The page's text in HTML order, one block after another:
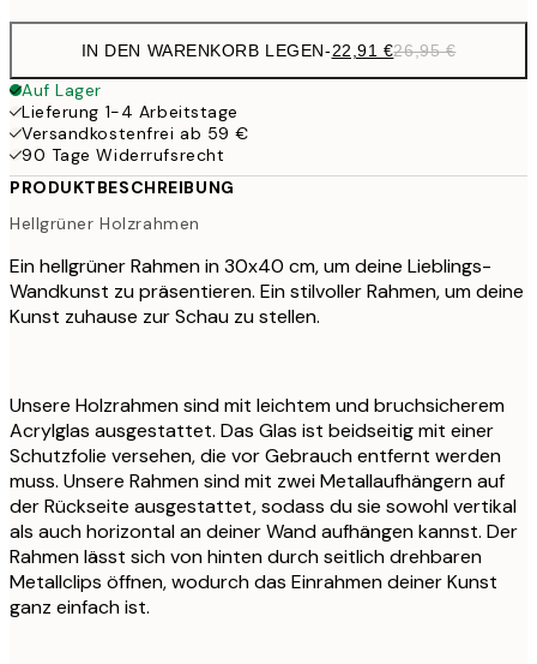
IN DEN WARENKORB LEGEN-22,91 €26,95 €
Auf Lager
Lieferung 1-4 Arbeitstage
Versandkostenfrei ab 59 €
90 Tage Widerrufsrecht
PRODUKTBESCHREIBUNG
Hellgrüner Holzrahmen
Ein hellgrüner Rahmen in 30x40 cm, um deine Lieblings-
Wandkunst zu präsentieren. Ein stilvoller Rahmen, um deine
Kunst zuhause zur Schau zu stellen.
Unsere Holzrahmen sind mit leichtem und bruchsicherem
Acrylglas ausgestattet. Das Glas ist beidseitig mit einer
Schutzfolie versehen, die vor Gebrauch entfernt werden
muss. Unsere Rahmen sind mit zwei Metallaufhängern auf
der Rückseite ausgestattet, sodass du sie sowohl vertikal
als auch horizontal an deiner Wand aufhängen kannst. Der
Rahmen lässt sich von hinten durch seitlich drehbaren
Metallclips öffnen, wodurch das Einrahmen deiner Kunst
ganz einfach ist.